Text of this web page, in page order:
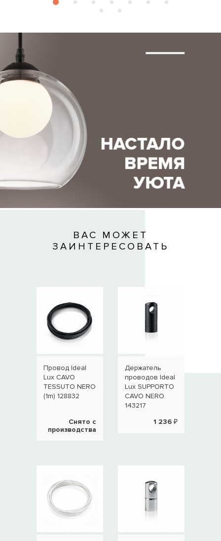
ВАС МОЖЕТ
ЗАИНТЕРЕСОВАТЬ
Провод Ideal
Lux CAVO
TESSUTO NERO
(1m) 128832
Снято с
производства
Держатель
проводов Ideal
Lux SUPPORTO
CAVO NERO
143217
1 236 ₽